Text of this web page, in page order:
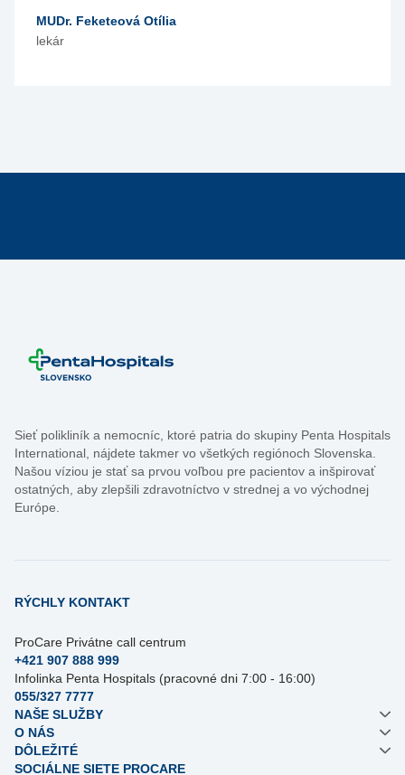
MUDr. Feketeová Otília
lekár
Sieť polikliník a nemocníc, ktoré patria do skupiny Penta Hospitals
International, nájdete takmer vo všetkých regiónoch Slovenska.
Našou víziou je stať sa prvou voľbou pre pacientov a inšpirovať
ostatných, aby zlepšili zdravotníctvo v strednej a vo východnej
Európe.
RÝCHLY KONTAKT
ProCare Privátne call centrum
+421 907 888 999
Infolinka Penta Hospitals (pracovné dni 7:00 - 16:00)
055/327 7777
NAŠE SLUŽBY
O NÁS
DÔLEŽITÉ
SOCIÁLNE SIETE PROCARE